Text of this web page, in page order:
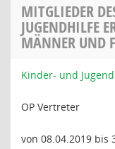
MITGLIEDER
JUGENDHILFE
MÄNNER UND
Kinder- und
OP Vertreter
von 08.04.2019 bis